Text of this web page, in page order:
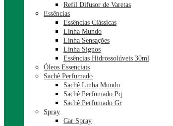
Refil Difusor de Varetas
Essências
Essências Clássicas
Linha Mundo
Linha Sensações
Linha Signos
Essências Hidrossolúveis 30ml
Óleos Essenciais
Sachê Perfumado
Sachê Linha Mundo
Sachê Perfumado Pq
Sachê Perfumado Gr
Spray
Car Spray